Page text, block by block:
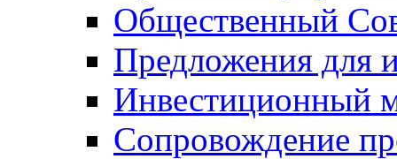
Общественный
Предложения для
Инвестиционный
Сопровождение